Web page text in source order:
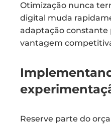
Otimização nunca
digital muda
adaptação constante
vantagem
Reserve parte do